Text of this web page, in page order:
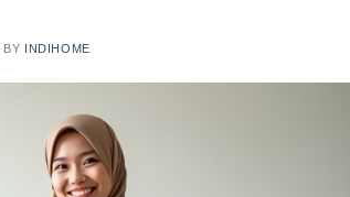
BY INDIHOME